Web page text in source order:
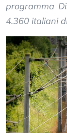
programma
4.360 italiani